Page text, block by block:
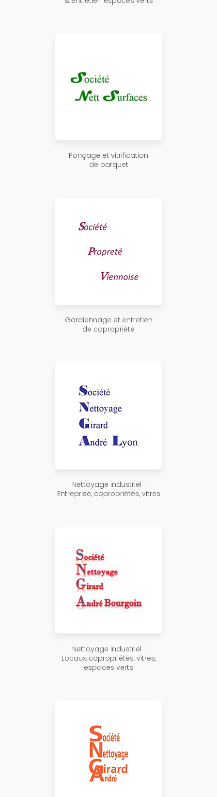
Ponçage et vitrification
de parquet
Gardiennage et entretien
de copropriété
Nettoyage industriel :
Entreprise, copropriétés, vitres
Nettoyage industriel :
Locaux, copropriétés, vitres,
espaces verts